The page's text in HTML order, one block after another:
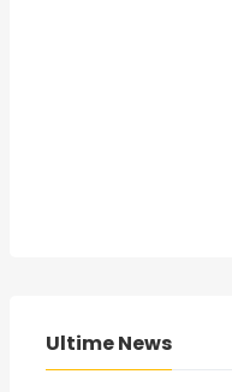
Ultime News